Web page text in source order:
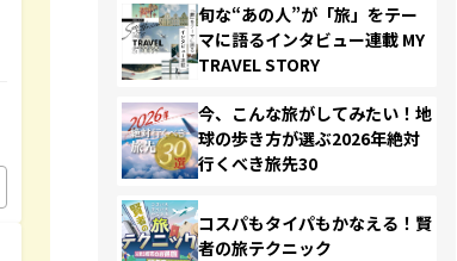
旬な“あの人”が「旅」をテー
マに語るインタビュー連載 MY
TRAVEL STORY
今、こんな旅がしてみたい！地
球の歩き方が選ぶ2026年絶対
行くべき旅先30
コスパもタイパもかなえる！賢
者の旅テクニック